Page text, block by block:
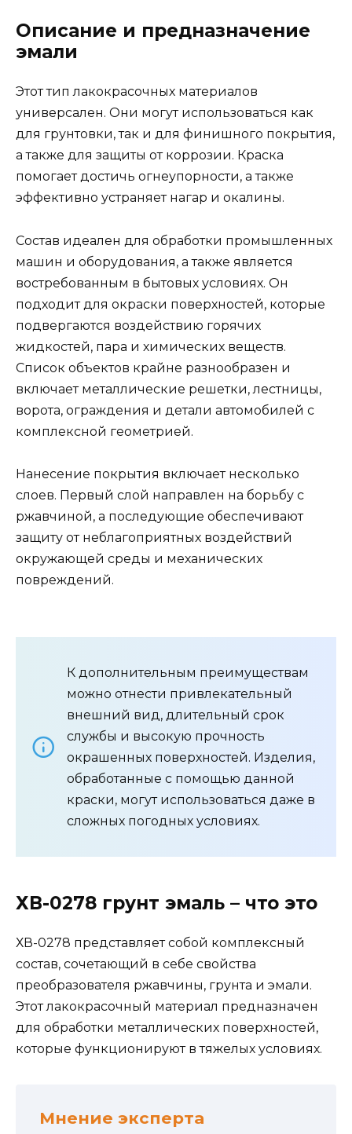
Описание и предназначение
эмали
Этот тип лакокрасочных материалов
универсален. Они могут использоваться как
для грунтовки, так и для финишного покрытия,
а также для защиты от коррозии. Краска
помогает достичь огнеупорности, а также
эффективно устраняет нагар и окалины.
Состав идеален для обработки промышленных
машин и оборудования, а также является
востребованным в бытовых условиях. Он
подходит для окраски поверхностей, которые
подвергаются воздействию горячих
жидкостей, пара и химических веществ.
Список объектов крайне разнообразен и
включает металлические решетки, лестницы,
ворота, ограждения и детали автомобилей с
комплексной геометрией.
Нанесение покрытия включает несколько
слоев. Первый слой направлен на борьбу с
ржавчиной, а последующие обеспечивают
защиту от неблагоприятных воздействий
окружающей среды и механических
повреждений.
К дополнительным преимуществам
можно отнести привлекательный
внешний вид, длительный срок
службы и высокую прочность
окрашенных поверхностей. Изделия,
обработанные с помощью данной
краски, могут использоваться даже в
сложных погодных условиях.
ХВ-0278 грунт эмаль – что это
ХВ-0278 представляет собой комплексный
состав, сочетающий в себе свойства
преобразователя ржавчины, грунта и эмали.
Этот лакокрасочный материал предназначен
для обработки металлических поверхностей,
которые функционируют в тяжелых условиях.
Мнение эксперта